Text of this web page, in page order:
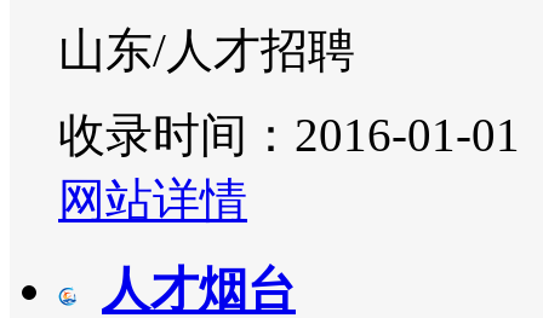
山东/人才招聘
收录时间：2016-01-01
网站详情
人才烟台